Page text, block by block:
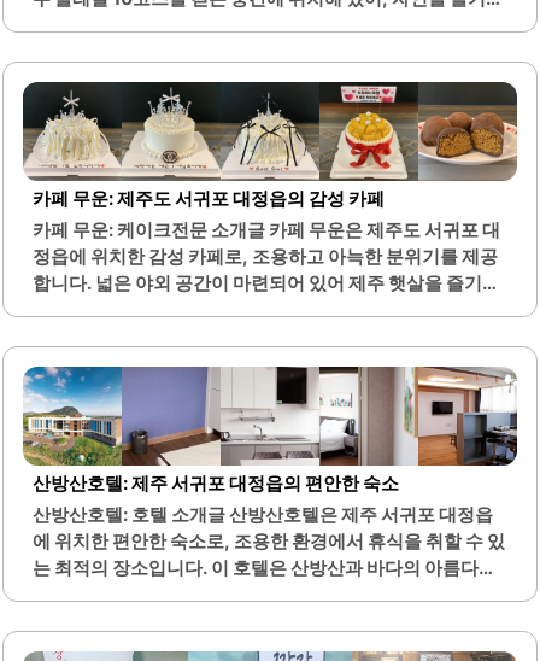
워 접근성이 좋습니다. 숙소는 가족 모두가 편안하게..
폭이 넓습니다.이 식당의 덮밥은 신선한 재료로 만들어져 있
으며, 각 메뉴마다 독특한 맛을 자랑합니다. 부타동은 직화로
구워져 불향이 가득하며, 간이 맞지 않을 경우 테이블에 있는
양념으로 조절할 수 있는 점이 장점입니다. 명란덮밥은 부드
러운 계란말이와 함께 제공되어 식감이 뛰어나며, 장어덮밥
은 두툼한 장어가 특징입니다.이곳의 분위기는 포근하고 아
늑하여 혼자 또는 연인과 함께 방문하기에 적합합니다. 사장
님은 친절하게 손님을 맞이하며, 서비스로 제공되는 가라아
게와 같은 추가 메뉴도..
카페 무운: 제주도 서귀포 대정읍의 감성 카페
카페 무운: 케이크전문 소개글 카페 무운은 제주도 서귀포 대
정읍에 위치한 감성 카페로, 조용하고 아늑한 분위기를 제공
합니다. 넓은 야외 공간이 마련되어 있어 제주 햇살을 즐기며
스가 인기입니다.카페 내부는 우드톤 인테리어로 따뜻한 느
낌을 주며, 편안한 좌석이 마련되어 있습니다. 또한, 반려동
물 동반이 가능하여 가족과 함께 방문하기 좋은 장소입니다.
커피는 깔끔하고 산미가 적어 디저트와 잘 어울립니다.다양
한 베이커리와 디저트 메뉴가 준비되어 있어 선택의 폭이 넓
습니다. 특히, 소금빵 러스크와 부드러운 순수우유케이크는
부담 없이 즐길 수 있는 메뉴입니다. 카페 무운은 제주 감성을
느끼며 힐링할 수 있는 최적의 장소로, 조용한 하루를 보내고
싶은 분들에게 적합합니다.또한,..
산방산호텔: 제주 서귀포 대정읍의 편안한 숙소
산방산호텔: 호텔 소개글 산방산호텔은 제주 서귀포 대정읍
에 위치한 편안한 숙소로, 조용한 환경에서 휴식을 취할 수 있
는 최적의 장소입니다. 이 호텔은 산방산과 바다의 아름다운
추어져 있어 쾌적한 숙박 경험을 제공합니다.또한, 호텔 내에